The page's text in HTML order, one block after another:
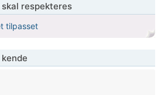
respekteres
tilpasset